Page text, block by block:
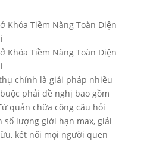
chính là giải pháp nhiều
phải đề nghị bao gồm
quản chữa công câu hỏi
số lượng giới hạn max, giải
kết nối mọi người quen